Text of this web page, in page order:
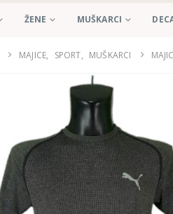
ŽENE MUŠKARCI
MAJICE, SPORT, MUŠKARCI